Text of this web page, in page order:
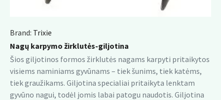
Brand: Trixie
Nagų karpymo žirklutės-giljotina
Šios giljotinos formos žirklutės nagams karpyti pritaikytos
visiems naminiams gyvūnams – tiek šunims, tiek katėms,
tiek graužikams. Giljotina specialiai pritaikyta lenktam
gyvūno nagui, todėl jomis labai patogu naudotis. Giljotina